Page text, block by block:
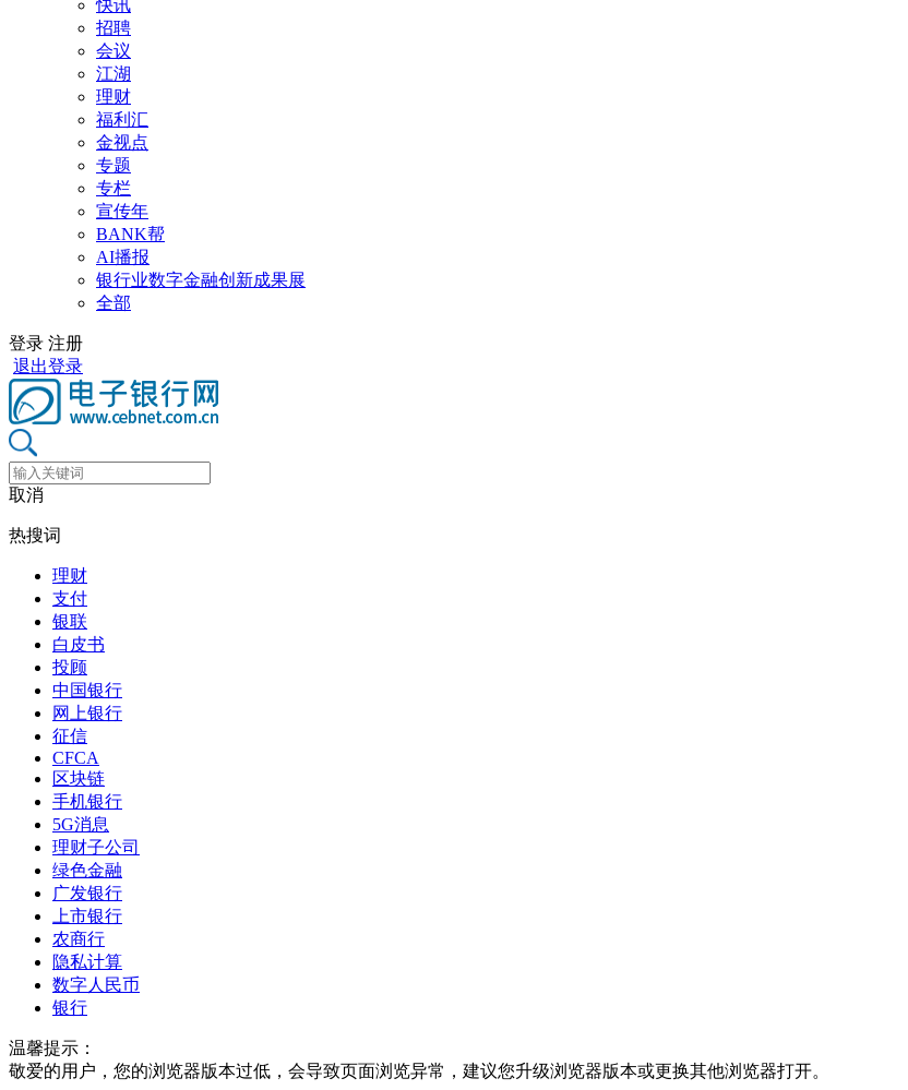
快讯
招聘
会议
江湖
理财
福利汇
金视点
专题
专栏
宣传年
BANK帮
AI播报
银行业数字金融创新成果展
全部
登录 注册
退出登录
取消
热搜词
理财
支付
银联
白皮书
投顾
中国银行
网上银行
征信
CFCA
区块链
手机银行
5G消息
理财子公司
绿色金融
广发银行
上市银行
农商行
隐私计算
数字人民币
银行
温馨提示：
敬爱的用户，您的浏览器版本过低，会导致页面浏览异常，建议您升级浏览器版本或更换其他浏览器打开。